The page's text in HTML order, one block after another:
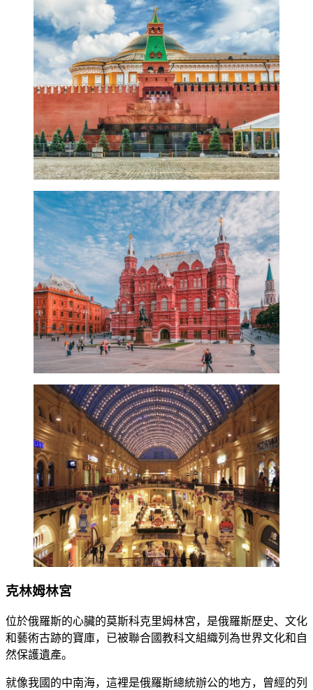
克林姆林宮
位於俄羅斯的心臟的莫斯科克里姆林宮，是俄羅斯歷史、文化
和藝術古跡的寶庫，已被聯合國教科文組織列為世界文化和自
然保護遺產。
就像我國的中南海，這裡是俄羅斯總統辦公的地方，曾經的列